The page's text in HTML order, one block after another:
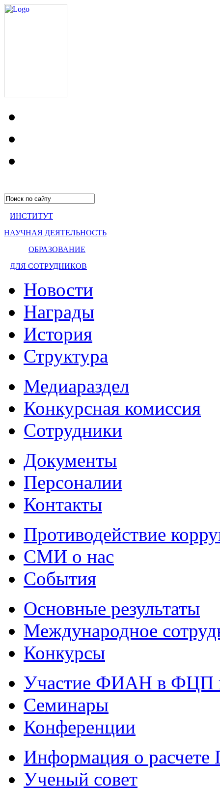
ИНСТИТУТ
НАУЧНАЯ ДЕЯТЕЛЬНОСТЬ
ОБРАЗОВАНИЕ
ДЛЯ СОТРУДНИКОВ
Новости
Награды
История
Структура
Медиараздел
Конкурсная комиссия
Сотрудники
Документы
Персоналии
Контакты
Противодействие
СМИ о нас
События
Основные результаты
Международное
Конкурсы
Участие ФИАН в ФЦП
Семинары
Конференции
Информация о
Ученый совет